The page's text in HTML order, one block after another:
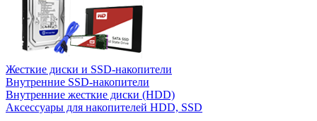
Жесткие диски и SSD-накопители
Внутренние SSD-накопители
Внутренние жесткие диски (HDD)
Аксессуары для накопителей HDD, SSD